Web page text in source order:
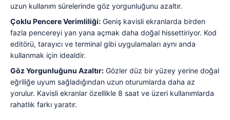
uzun kullanım sürelerinde göz yorgunluğunu azaltır.
Çoklu Pencere Verimliliği: Geniş kavisli ekranlarda birden
fazla pencereyi yan yana açmak daha doğal hissettiriyor. Kod
editörü, tarayıcı ve terminal gibi uygulamaları aynı anda
kullanmak için idealdir.
Göz Yorgunluğunu Azaltır: Gözler düz bir yüzey yerine doğal
eğriliğe uyum sağladığından uzun oturumlarda daha az
yorulur. Kavisli ekranlar özellikle 8 saat ve üzeri kullanımlarda
rahatlık farkı yaratır.